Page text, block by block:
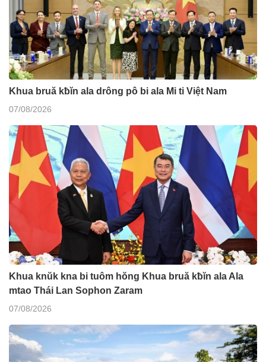
Khua bruă kƀĭn ala drông pô bi ala Mi ti Việt Nam
07/08/2026
Khua knŭk kna bi tuôm hŏng Khua bruă kƀĭn ala Ala
mtao Thái Lan Sophon Zaram
07/08/2026